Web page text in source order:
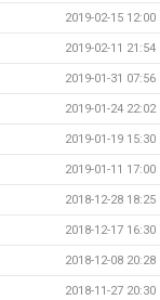
2019-02-15 12:00
2019-02-11 21:54
2019-01-31 07:56
2019-01-24 22:02
2019-01-19 15:30
2019-01-11 17:00
2018-12-28 18:25
2018-12-17 16:30
2018-12-08 20:28
2018-11-27 20:30